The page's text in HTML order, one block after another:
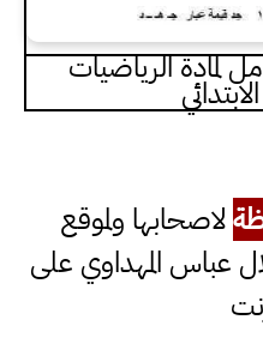
لمادة الرياضيات
لاصحابها ولموقع
عباس المهداوي على